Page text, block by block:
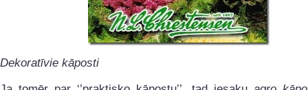
Dekoratīvie kāposti